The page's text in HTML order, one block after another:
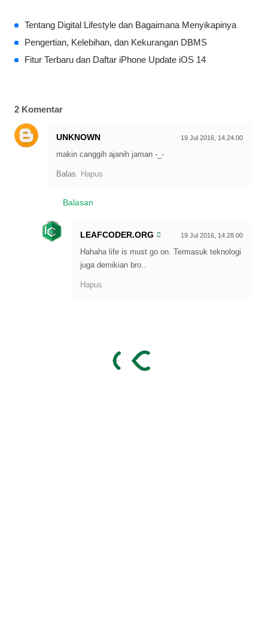
Tentang Digital Lifestyle dan Bagaimana Menyikapinya
Pengertian, Kelebihan, dan Kekurangan DBMS
Fitur Terbaru dan Daftar iPhone Update iOS 14
2 Komentar
UNKNOWN 19 Jul 2016, 14.24.00
makin canggih ajanih jaman -_-
Balas Hapus
Balasan
LEAFCODER.ORG 19 Jul 2016, 14.28.00
Hahaha life is must go on. Termasuk teknologi
juga demikian bro..
Hapus